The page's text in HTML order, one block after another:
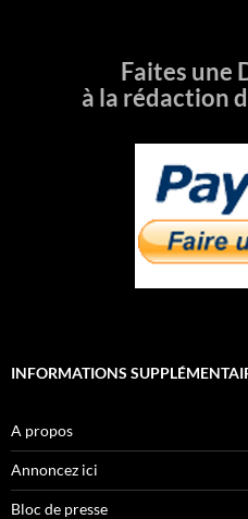
Faites une
à la rédaction
INFORMATIONS
A propos
Annoncez ici
Bloc de presse